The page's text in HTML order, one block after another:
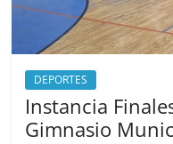
DEPORTES
Instancia
Gimnasio